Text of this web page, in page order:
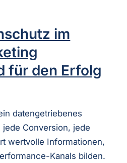
im
für den Erfolg
datengetriebenes
Conversion, jede
wertvolle Informationen,
Kanals bilden.